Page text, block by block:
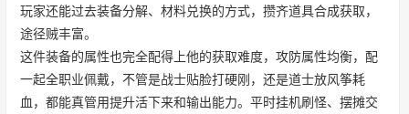
玩家还能过去装备分解、材料兑换的方式，攒齐道具合成获取，
途径贼丰富。
这件装备的属性也完全配得上他的获取难度，攻防属性均衡，配
一起全职业佩戴，不管是战士贴脸打硬刚，还是道士放风筝耗
血，都能真管用提升活下来和输出能力。平时挂机刷怪、摆摊交